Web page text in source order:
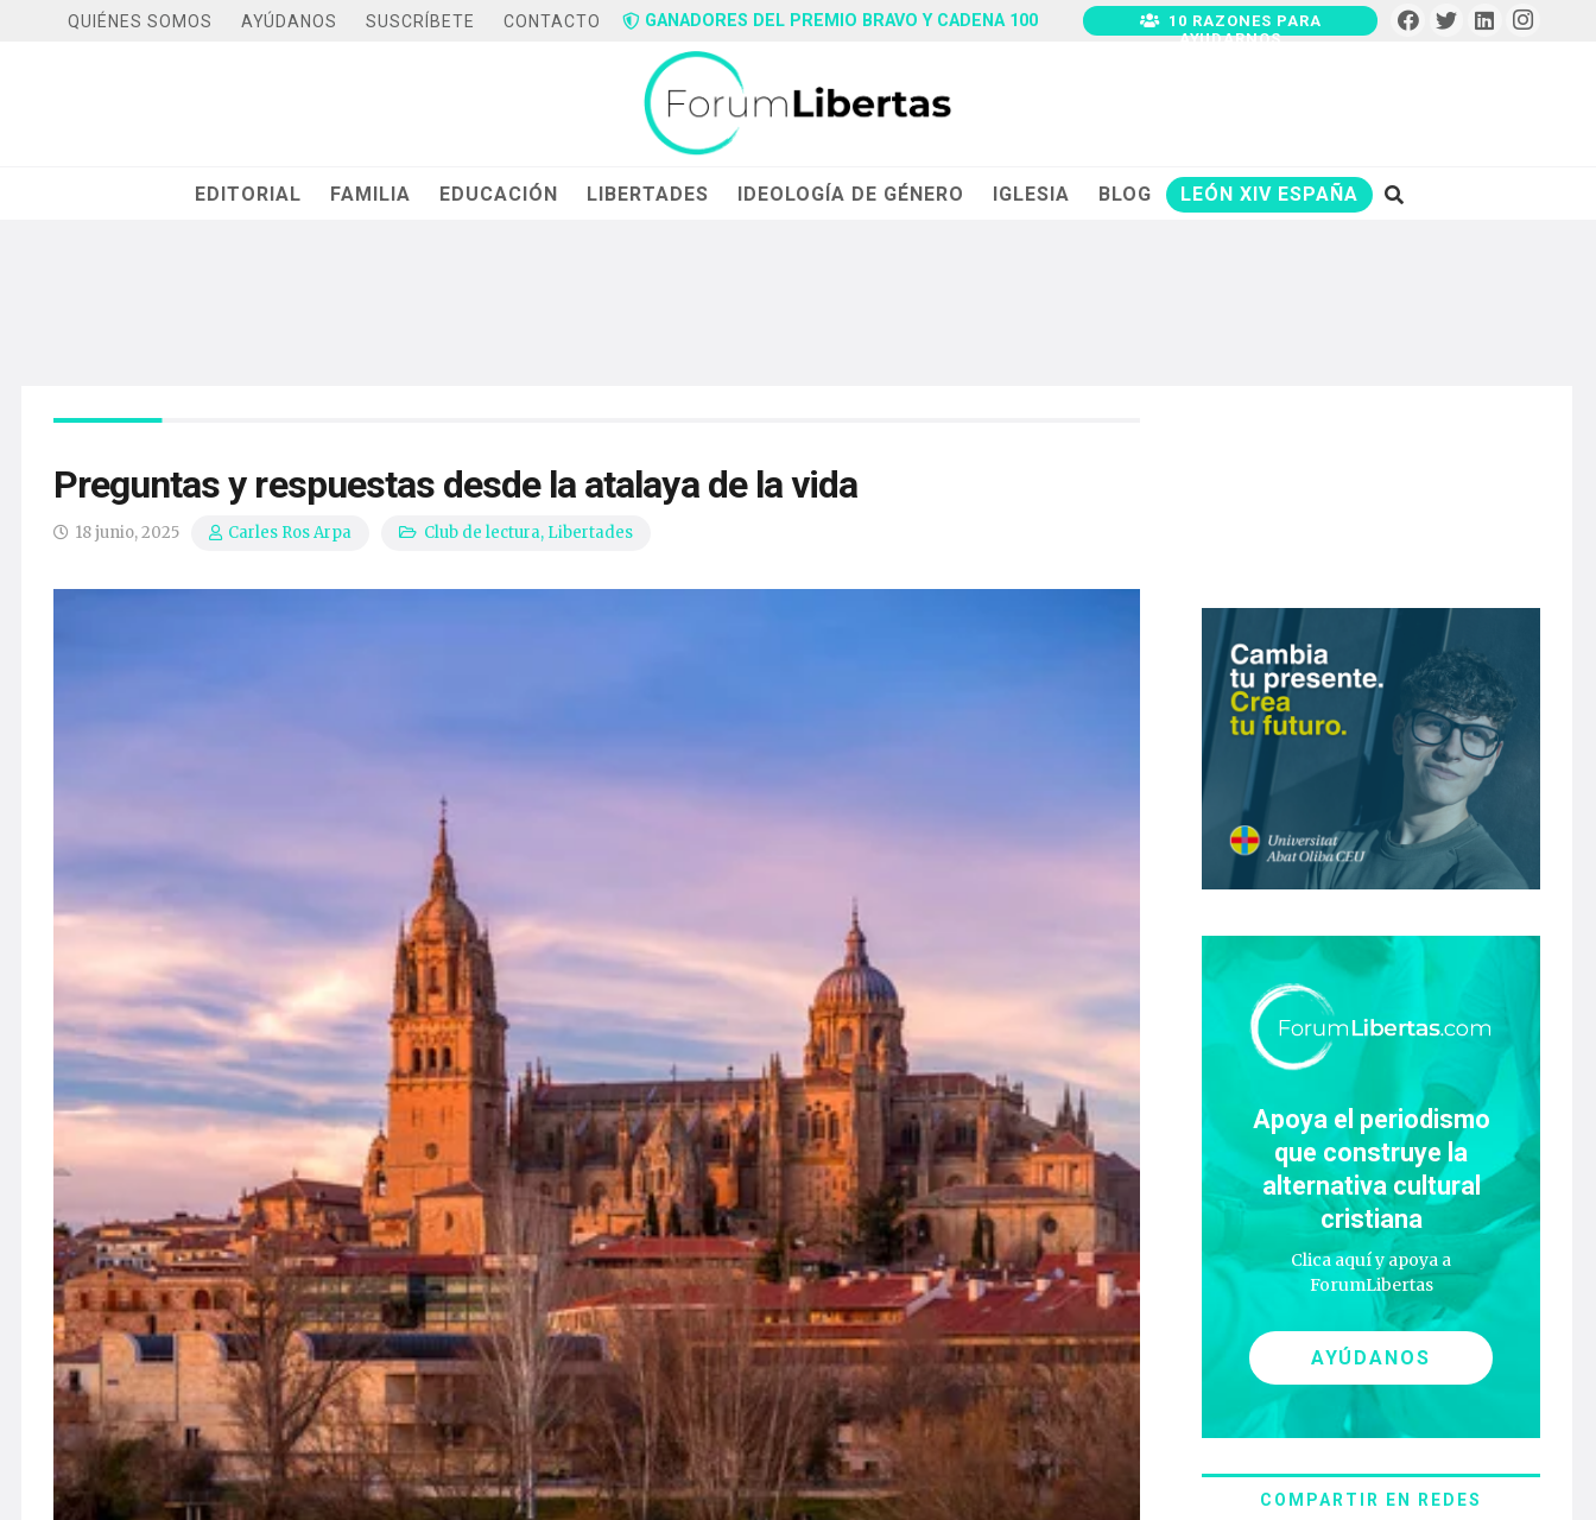
QUIÉNES SOMOS AYÚDANOS SUSCRÍBETE CONTACTO GANADORES DEL PREMIO BRAVO Y CADENA 100
10 RAZONES PARA
AYUDARNOS
EDITORIAL FAMILIA EDUCACIÓN LIBERTADES IDEOLOGÍA DE GÉNERO IGLESIA BLOG LEÓN XIV ESPAÑA
Preguntas y respuestas desde la atalaya de la vida
18 junio, 2025 Carles Ros Arpa Club de lectura, Libertades
Apoya el periodismo
que construye la
alternativa cultural
cristiana
Clica aquí y apoya a
ForumLibertas
AYÚDANOS
COMPARTIR EN REDES